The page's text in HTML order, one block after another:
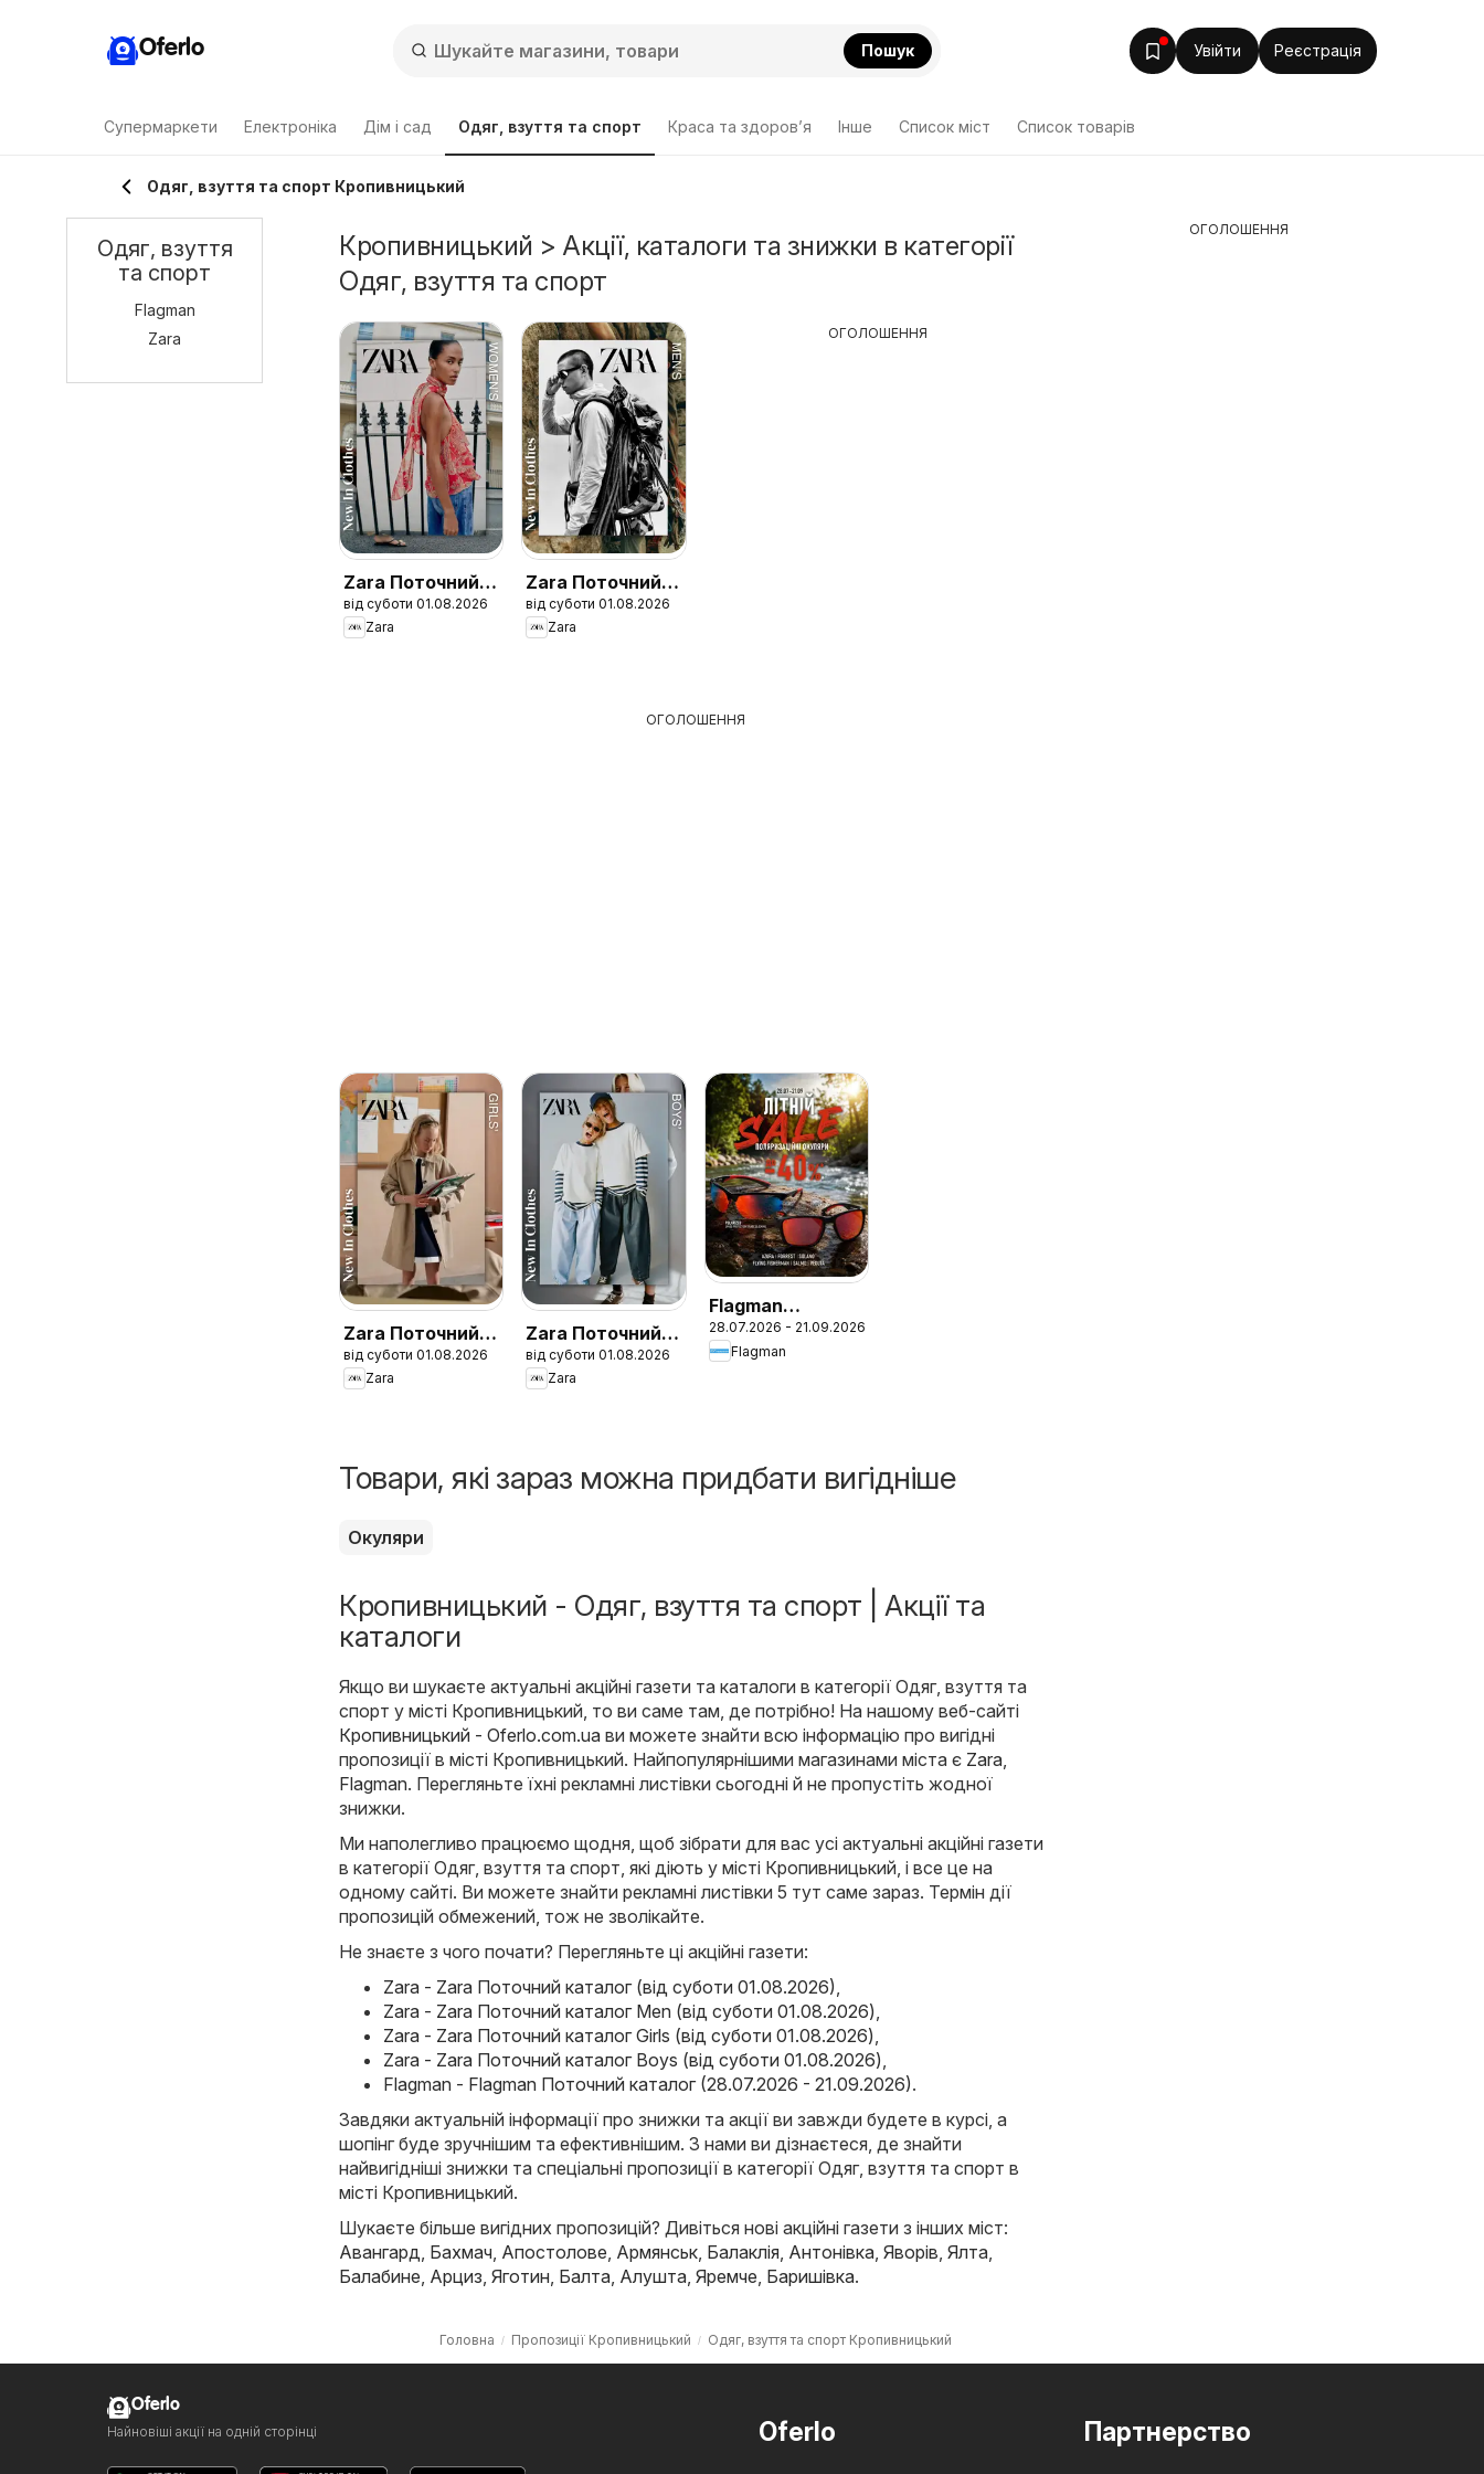
Oferlo Пошук Увійти Реєстрація
Супермаркети Електроніка Дім і сад Одяг, взуття та спорт Краса та здоров’я Інше Cписок міст Список товарів
Одяг, взуття та спорт Кропивницький
Кропивницький > Акції, каталоги та знижки в категорії
Одяг, взуття та спорт
Zara Поточний
каталог
від суботи 01.08.2026
Zara
Zara Поточний
каталог Men
від суботи 01.08.2026
Zara
ОГОЛОШЕННЯ
ОГОЛОШЕННЯ
Zara Поточний
каталог Girls
від суботи 01.08.2026
Zara
Zara Поточний
каталог Boys
від суботи 01.08.2026
Zara
Flagman
Поточний
каталог
28.07.2026 - 21.09.2026
Flagman
Товари, які зараз можна придбати вигідніше
Окуляри
Кропивницький - Одяг, взуття та спорт | Акції та
каталоги
Якщо ви шукаєте актуальні акційні газети та каталоги в категорії Одяг, взуття та
спорт у місті Кропивницький, то ви саме там, де потрібно! На нашому веб-сайті
Кропивницький - Oferlo.com.ua ви можете знайти всю інформацію про вигідні
пропозиції в місті Кропивницький. Найпопулярнішими магазинами міста є Zara
Flagman. Перегляньте їхні рекламні листівки сьогодні й не пропустіть жодної
знижки.
Ми наполегливо працюємо щодня, щоб зібрати для вас усі актуальні акційні газети
в категорії Одяг, взуття та спорт, які діють у місті Кропивницький, і все це на
одному сайті. Ви можете знайти рекламні листівки 5 тут саме зараз. Термін дії
пропозицій обмежений, тож не зволікайте.
Не знаєте з чого почати? Перегляньте ці акційні газети:
Zara - Zara Поточний каталог (від суботи 01.08.2026)
Zara - Zara Поточний каталог Men (від суботи 01.08.2026)
Zara - Zara Поточний каталог Girls (від суботи 01.08.2026)
Zara - Zara Поточний каталог Boys (від суботи 01.08.2026)
Flagman - Flagman Поточний каталог (28.07.2026 - 21.09.2026).
Завдяки актуальній інформації про знижки та акції ви завжди будете в курсі, а
шопінг буде зручнішим та ефективнішим. З нами ви дізнаєтеся, де знайти
найвигідніші знижки та спеціальні пропозиції в категорії Одяг, взуття та спорт в
місті Кропивницький.
Шукаєте більше вигідних пропозицій? Дивіться нові акційні газети з інших міст:
Авангард Бахмач Апостолове Армянськ Балаклія Антонівка Яворів Ялта
Балабине Арциз Яготин Балта Алушта Яремче Баришівка.
Головна Пропозиції Кропивницький Одяг, взуття та спорт Кропивницький
Одяг, взуття
та спорт
Flagman
Zara
ОГОЛОШЕННЯ
Oferlo Партнерство
Oferlo
Найновіші акції на одній сторінці